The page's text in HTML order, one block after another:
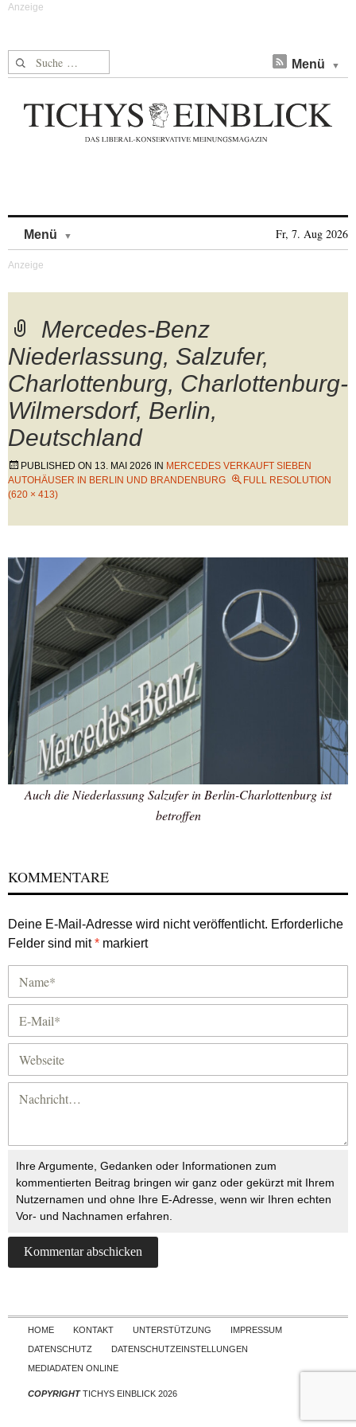
Suche nach: Menü
Menü Fr, 7. Aug 2026
Mercedes-Benz
Niederlassung, Salzufer,
Charlottenburg, Charlottenburg-
Wilmersdorf, Berlin,
Deutschland
PUBLISHED ON 13. MAI 2026 IN MERCEDES VERKAUFT SIEBEN
AUTOHÄUSER IN BERLIN UND BRANDENBURG
FULL RESOLUTION
(620 × 413)
Auch die Niederlassung Salzufer in Berlin-Charlottenburg ist
betroffen
KOMMENTARE
Deine E-Mail-Adresse wird nicht veröffentlicht. Erforderliche
Felder sind mit* markiert
Ihre Argumente, Gedanken oder Informationen zum
kommentierten Beitrag bringen wir ganz oder gekürzt mit Ihrem
Nutzernamen und ohne Ihre E-Adresse, wenn wir Ihren echten
Vor- und Nachnamen erfahren.
Skip to content
HOME KONTAKT UNTERSTÜTZUNG
IMPRESSUM
DATENSCHUTZ
DATENSCHUTZEINSTELLUNGEN
MEDIADATEN ONLINE
COPYRIGHTTICHYS EINBLICK 2026